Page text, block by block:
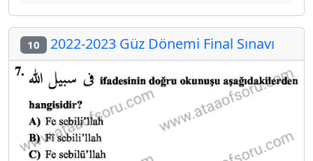
10 2022-2023 Güz Dönemi Final Sınavı